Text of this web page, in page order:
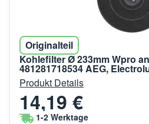
Originalteil
Kohlefilter Ø 233mm Wpro
481281718534 AEG,
Produkt Details
14,19 €
1-2 Werktage